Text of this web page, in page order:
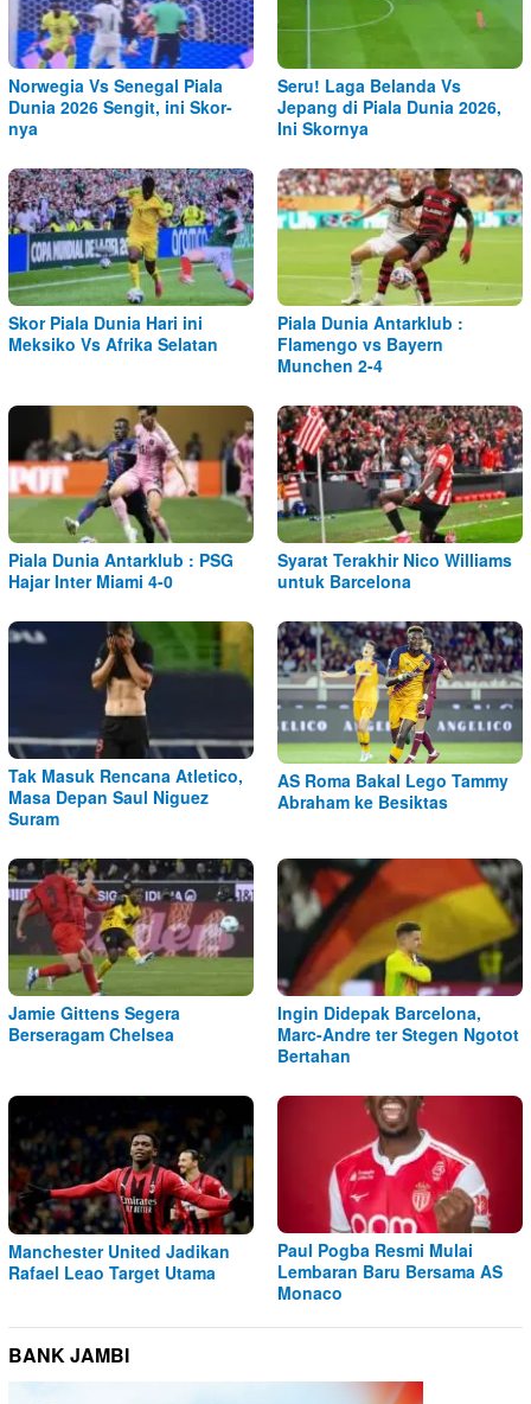
Norwegia Vs Senegal Piala
Dunia 2026 Sengit, ini Skor-
nya
Seru! Laga Belanda Vs
Jepang di Piala Dunia 2026,
Ini Skornya
Skor Piala Dunia Hari ini
Meksiko Vs Afrika Selatan
Piala Dunia Antarklub :
Flamengo vs Bayern
Munchen 2-4
Piala Dunia Antarklub : PSG
Hajar Inter Miami 4-0
Syarat Terakhir Nico Williams
untuk Barcelona
Tak Masuk Rencana Atletico,
Masa Depan Saul Niguez
Suram
AS Roma Bakal Lego Tammy
Abraham ke Besiktas
Jamie Gittens Segera
Berseragam Chelsea
Ingin Didepak Barcelona,
Marc-Andre ter Stegen Ngotot
Bertahan
Manchester United Jadikan
Rafael Leao Target Utama
Paul Pogba Resmi Mulai
Lembaran Baru Bersama AS
Monaco
BANK JAMBI